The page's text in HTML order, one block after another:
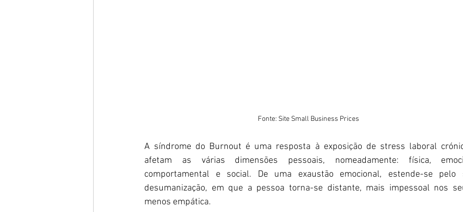
                                                                          Fonte: Site Small Business Prices
A síndrome do Burnout é uma resposta à exposição de stress laboral
afetam as várias dimensões pessoais, nomeadamente: física,
comportamental e social. De uma exaustão emocional, estende-se pelo
desumanização, em que a pessoa torna-se distante, mais impessoal nos
menos empática.